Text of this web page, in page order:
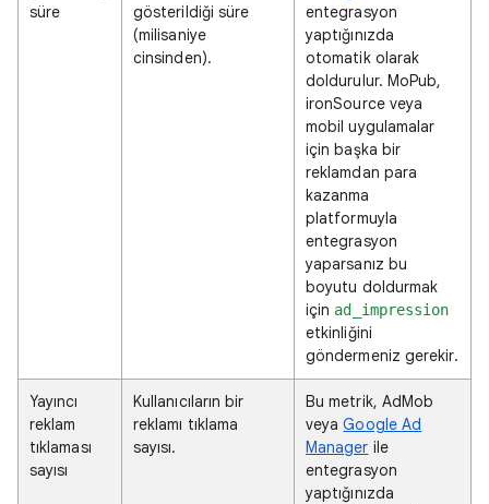
süre
gösterildiği süre
(milisaniye
cinsinden).
entegrasyon
yaptığınızda
otomatik olarak
doldurulur. MoPub,
ironSource veya
mobil uygulamalar
için başka bir
reklamdan para
kazanma
platformuyla
entegrasyon
yaparsanız bu
boyutu doldurmak
için ad_impression
etkinliğini
göndermeniz gerekir.
Yayıncı
reklam
tıklaması
sayısı
Kullanıcıların bir
reklamı tıklama
sayısı.
Bu metrik, AdMob
veyaGoogle Ad
Manager ile
entegrasyon
yaptığınızda